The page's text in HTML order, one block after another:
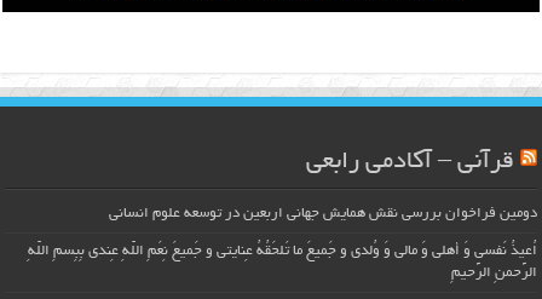
قرآنی – آکادمی رابعی
دومین فراخوان بررسی نقش همایش جهانی اربعین در توسعه علوم انسانی
اُعیذُ نَفسی وَ أهلی وَ مالی وَ وُلدی و جَمیعَ ما تَلحَقُهُ عِنایتی و جَمیعَ نِعَمِ اللّهِ عِندی بِبِسمِ اللّهِ
الرَّحمنِ الرَّحیمِ